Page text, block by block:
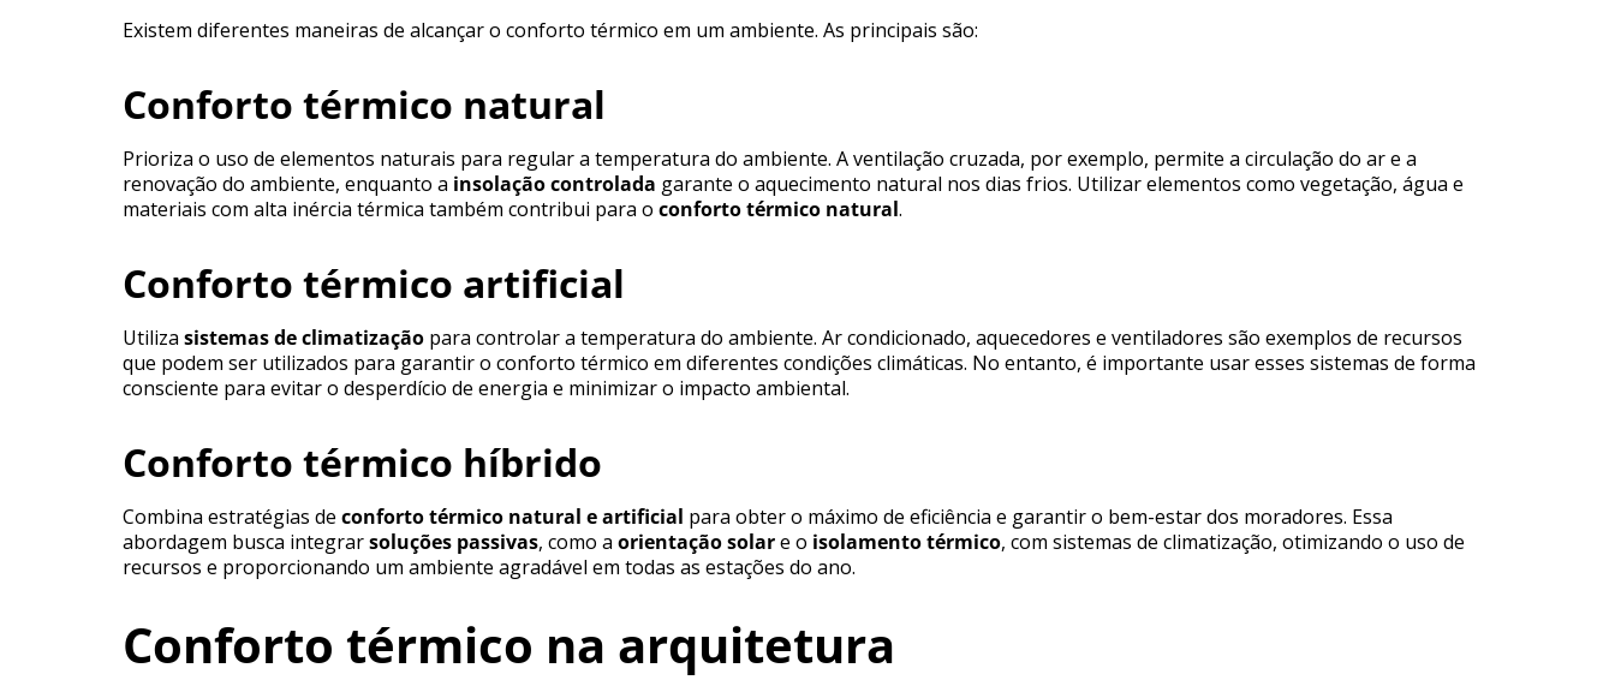
Existem diferentes maneiras de alcançar o conforto térmico em um ambiente. As principais são:
Conforto térmico natural
Prioriza o uso de elementos naturais para regular a temperatura do ambiente. A ventilação cruzada, por exemplo, permite a circulação do ar e a
renovação do ambiente, enquanto a insolação controlada garante o aquecimento natural nos dias frios. Utilizar elementos como vegetação, água e
materiais com alta inércia térmica também contribui para o conforto térmico natural.
Conforto térmico artificial
Utiliza sistemas de climatização para controlar a temperatura do ambiente. Ar condicionado, aquecedores e ventiladores são exemplos de recursos
que podem ser utilizados para garantir o conforto térmico em diferentes condições climáticas. No entanto, é importante usar esses sistemas de forma
consciente para evitar o desperdício de energia e minimizar o impacto ambiental.
Conforto térmico híbrido
Combina estratégias de conforto térmico natural e artificial para obter o máximo de eficiência e garantir o bem-estar dos moradores. Essa
abordagem busca integrarsoluções passivas, como a orientação solare o isolamento térmico, com sistemas de climatização, otimizando o uso de
recursos e proporcionando um ambiente agradável em todas as estações do ano.
Conforto térmico na arquitetura